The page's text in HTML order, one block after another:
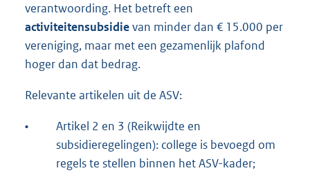
verantwoording. Het betreft een
activiteitensubsidievan minder dan € 15.000 per
vereniging, maar met een gezamenlijk plafond
hoger dan dat bedrag.
Relevante artikelen uit de ASV:
•
Artikel 2 en 3 (Reikwijdte en
subsidieregelingen): college is bevoegd om
regels te stellen binnen het ASV-kader;